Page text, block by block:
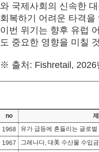
와 국제사회의 신속한
회복하기 어려운 타격
이번 위기는 향후 유럽
도 중요한 영향을 미칠
※ 출처 : Fishretail, 2026
no
1968
유가 급등에 흔들리는 글로벌
1967
그레나다, 대美 수산물 수입금